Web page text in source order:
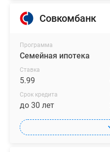
покупатели
могут
жилплощадь
индивидуальным
ремонтом
партнеров
застройщика.
Совкомбанк
Программа
Семейная ипотека
Ставка
5.99
Срок кредита
до 30 лет